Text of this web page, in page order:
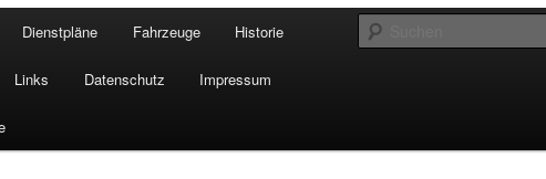
Dienstpläne Fahrzeuge Historie
Links Datenschutz Impressum